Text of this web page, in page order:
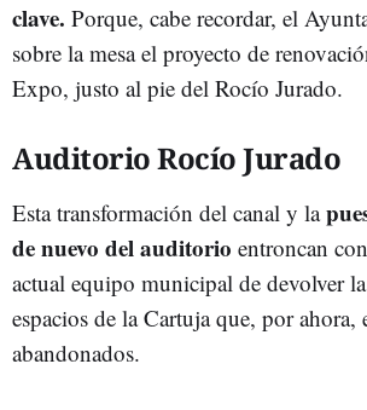
clave. Porque, cabe recordar, el
sobre la mesa el proyecto de
Expo, justo al pie del Rocío Jurado.
Auditorio Rocío Jurado
Esta transformación del canal y la
de nuevo del auditorio entroncan
actual equipo municipal de devolver
espacios de la Cartuja que, por ahora,
abandonados.